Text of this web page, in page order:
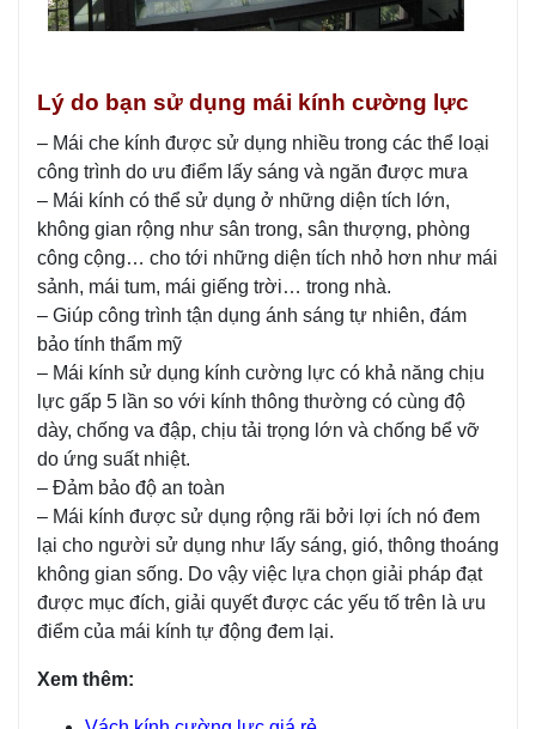
Lý do bạn sử dụng mái kính cường lực
– Mái che kính được sử dụng nhiều trong các thể loại
công trình do ưu điểm lấy sáng và ngăn được mưa
– Mái kính có thể sử dụng ở những diện tích lớn,
không gian rộng như sân trong, sân thượng, phòng
công cộng… cho tới những diện tích nhỏ hơn như mái
sảnh, mái tum, mái giếng trời… trong nhà.
– Giúp công trình tận dụng ánh sáng tự nhiên, đám
bảo tính thẩm mỹ
– Mái kính sử dụng kính cường lực có khả năng chịu
lực gấp 5 lần so với kính thông thường có cùng độ
dày, chống va đập, chịu tải trọng lớn và chống bể vỡ
do ứng suất nhiệt.
– Đảm bảo độ an toàn
– Mái kính được sử dụng rộng rãi bởi lợi ích nó đem
lại cho người sử dụng như lấy sáng, gió, thông thoáng
không gian sống. Do vậy việc lựa chọn giải pháp đạt
được mục đích, giải quyết được các yếu tố trên là ưu
điểm của mái kính tự động đem lại.
Xem thêm: